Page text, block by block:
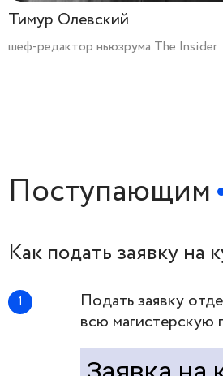
Тимур Олевский
шеф-редактор ньюзрума The Insider
Поступающим
Как подать заявку на
Подать заявку
всю магистерскую